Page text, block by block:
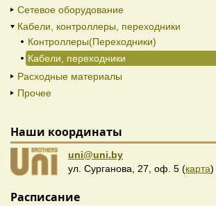
Сетевое оборудование
Кабели, контроллеры, переходники
Контроллеры(Переходники)
Кабели, переходники
Расходные материалы
Прочее
Наши координаты
uni@uni.by
ул. Сурганова, 27, оф. 5 (карта)
Расписание